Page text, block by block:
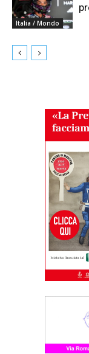
Italia / Mondo